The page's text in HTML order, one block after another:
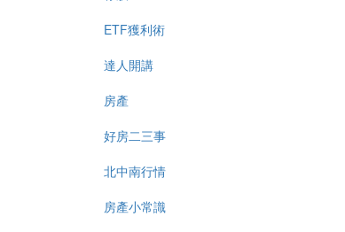
ETF獲利術
達人開講
房產
好房二三事
北中南行情
房產小常識